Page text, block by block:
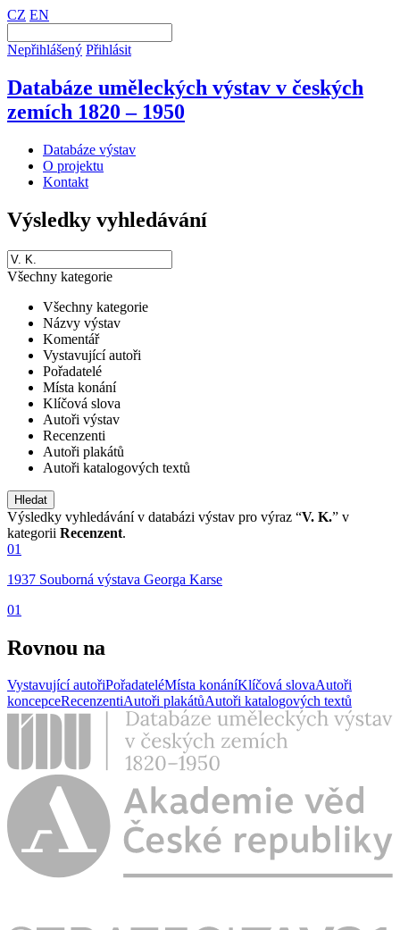
CZ EN
Nepřihlášený Přihlásit
Databáze uměleckých výstav v českých
zemích 1820 – 1950
Databáze výstav
O projektu
Kontakt
Výsledky vyhledávání
Všechny kategorie
Všechny kategorie
Názvy výstav
Komentář
Vystavující autoři
Pořadatelé
Místa konání
Klíčová slova
Autoři výstav
Recenzenti
Autoři plakátů
Autoři katalogových textů
Výsledky vyhledávání v databázi výstav pro výraz “V. K.” v
kategorii Recenzent.
01
1937 Souborná výstava Georga Karse
01
Rovnou na
Vystavující autořiPořadateléMísta konáníKlíčová slovaAutoři
koncepceRecenzentiAutoři plakátůAutoři katalogových textů